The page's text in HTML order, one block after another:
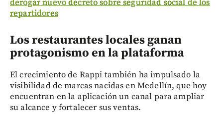
derogar nuevo decreto sobre seguridad social de los
repartidores
Los restaurantes locales ganan
protagonismo en la plataforma
El crecimiento de Rappi también ha impulsado la
visibilidad de marcas nacidas en Medellín, que hoy
encuentran en la aplicación un canal para ampliar
su alcance y fortalecer sus ventas.